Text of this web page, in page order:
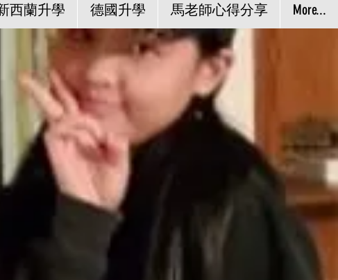
西蘭升學 德國升學 馬老師心得分享 More...